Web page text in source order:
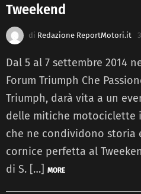
Tweekend
di Redazione ReportMotori.it
Dal 5 al 7 settembre 2014
Forum Triumph Che
Triumph, darà vita a un
delle mitiche motociclette
che ne condividono storia
cornice perfetta al
di S. […] MORE